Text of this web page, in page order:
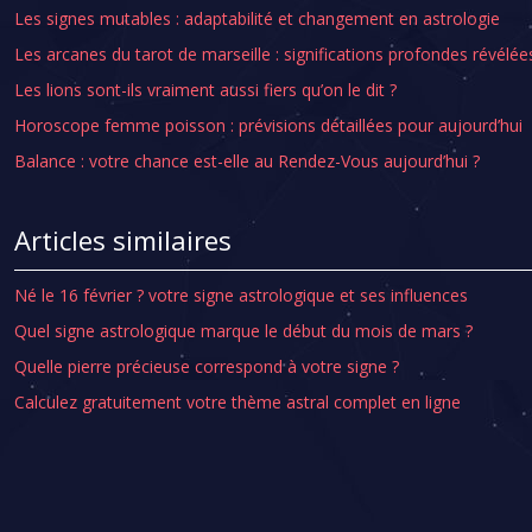
Les signes mutables : adaptabilité et changement en astrologie
Les arcanes du tarot de marseille : significations profondes
Les lions sont-ils vraiment aussi fiers qu’on le dit ?
Horoscope femme poisson : prévisions détaillées pour aujourd’hui
Balance : votre chance est-elle au Rendez-Vous aujourd’hui ?
Articles similaires
Né le 16 février ? votre signe astrologique et ses influences
Quel signe astrologique marque le début du mois de mars ?
Quelle pierre précieuse correspond à votre signe ?
Calculez gratuitement votre thème astral complet en ligne